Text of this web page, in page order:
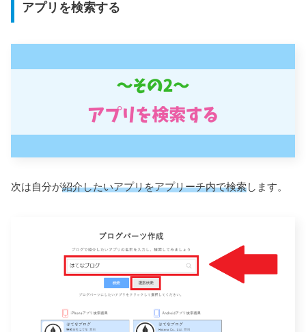
アプリを検索する
次は自分が紹介したいアプリをアプリーチ内で検索します。